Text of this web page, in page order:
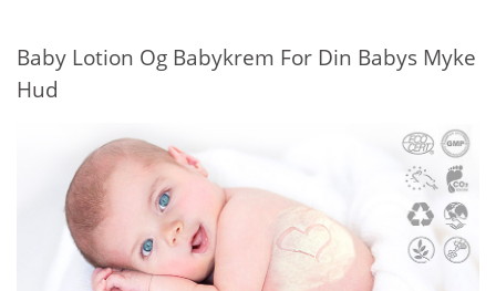
Baby Lotion Og Babykrem For Din Babys Myke
Hud